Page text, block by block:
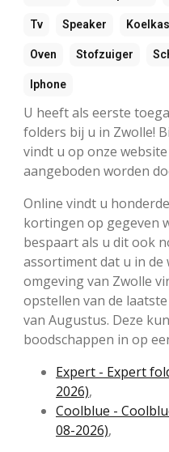
Tv Speaker
Oven Stofzuiger
Iphone
U heeft als eerste
folders bij u in Zwolle!
vindt u op onze
aangeboden worden
Online vindt u
kortingen op gegeven
bespaart als u dit ook
assortiment dat u in de
omgeving van Zwolle
opstellen van de
van Augustus. Deze
boodschappen in op
Expert - Expert
2026),
Coolblue -
08-2026),